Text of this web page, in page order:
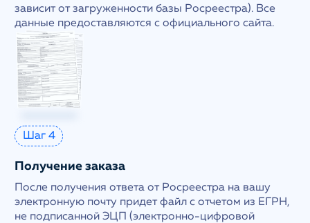
зависит от загруженности базы Росреестра). Все
данные предоставляются с официального сайта.
Шаг 4
Получение заказа
После получения ответа от Росреестра на вашу
электронную почту придет файл с отчетом из ЕГРН,
не подписанной ЭЦП (электронно-цифровой